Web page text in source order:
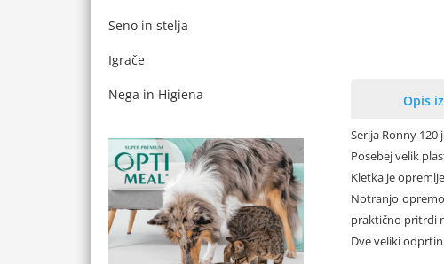
Seno in stelja
Igrače
Nega in Higiena Opis
Serija Ronny
Posebej velik
Kletka je
Notranjo
praktično pritrdi
Dve veliki